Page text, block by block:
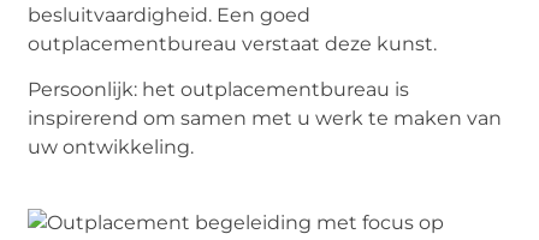
besluitvaardigheid. Een goed
outplacementbureau verstaat deze kunst.
Persoonlijk: het outplacementbureau is
inspirerend om samen met u werk te maken van
uw ontwikkeling.